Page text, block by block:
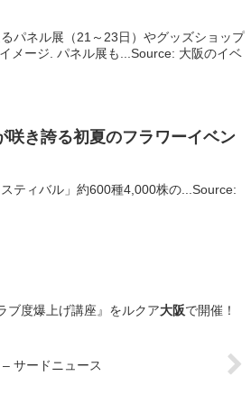
パネル展（21～23日）やグッズショップ
メージ. パネル展も...Source: 大阪のイベ
咲き誇る初夏のフラワーイベン
ティバル」約600種4,000株の...Source:
ブ度爆上げ講座』をルクア大阪で開催！
サードニュース